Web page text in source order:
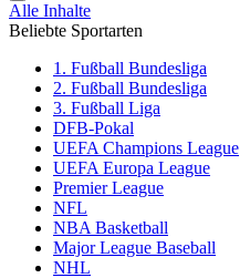
Alle Inhalte
Beliebte Sportarten
1. Fußball Bundesliga
2. Fußball Bundesliga
3. Fußball Liga
DFB-Pokal
UEFA Champions League
UEFA Europa League
Premier League
NFL
NBA Basketball
Major League Baseball
NHL